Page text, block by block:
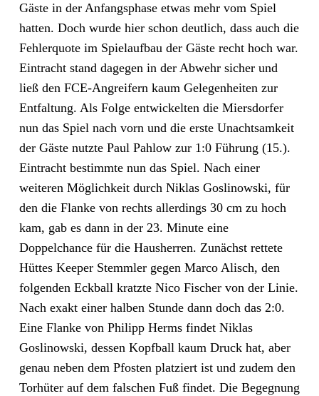
Gäste in der Anfangsphase etwas mehr vom Spiel
hatten. Doch wurde hier schon deutlich, dass auch die
Fehlerquote im Spielaufbau der Gäste recht hoch war.
Eintracht stand dagegen in der Abwehr sicher und
ließ den FCE-Angreifern kaum Gelegenheiten zur
Entfaltung. Als Folge entwickelten die Miersdorfer
nun das Spiel nach vorn und die erste Unachtsamkeit
der Gäste nutzte Paul Pahlow zur 1:0 Führung (15.).
Eintracht bestimmte nun das Spiel. Nach einer
weiteren Möglichkeit durch Niklas Goslinowski, für
den die Flanke von rechts allerdings 30 cm zu hoch
kam, gab es dann in der 23. Minute eine
Doppelchance für die Hausherren. Zunächst rettete
Hüttes Keeper Stemmler gegen Marco Alisch, den
folgenden Eckball kratzte Nico Fischer von der Linie.
Nach exakt einer halben Stunde dann doch das 2:0.
Eine Flanke von Philipp Herms findet Niklas
Goslinowski, dessen Kopfball kaum Druck hat, aber
genau neben dem Pfosten platziert ist und zudem den
Torhüter auf dem falschen Fuß findet. Die Begegnung